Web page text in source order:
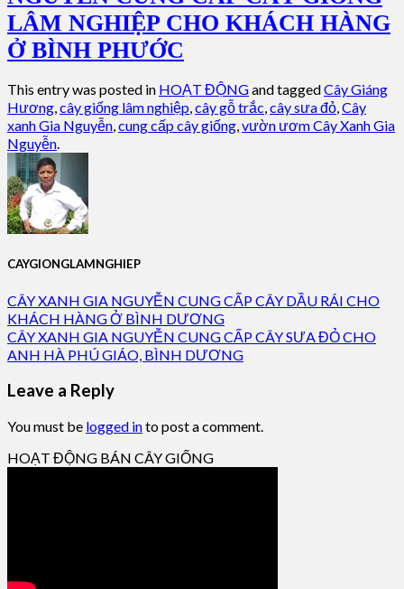
LÂM NGHIỆP CHO KHÁCH HÀNG
Ở BÌNH PHƯỚC
This entry was posted in HOẠT ĐỘNGand taggedCây Giáng
Hương,cây giống lâm nghiệp,cây gỗ trắc,cây sưa đỏ,Cây
xanh Gia Nguyễn,cung cấp cây giống,vườn ươm Cây Xanh Gia
Nguyễn.
CAYGIONGLAMNGHIEP
CÂY XANH GIA NGUYỄN CUNG CẤP CÂY DẦU RÁI CHO
KHÁCH HÀNG Ở BÌNH DƯƠNG
CÂY XANH GIA NGUYỄN CUNG CẤP CÂY SƯA ĐỎ CHO
ANH HÀ PHÚ GIÁO, BÌNH DƯƠNG
Leave a Reply
You must be logged into post a comment.
HOẠT ĐỘNG BÁN CÂY GIỐNG